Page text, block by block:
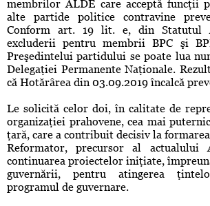
membrilor ALDE care acceptă funcţii
alte partide politice contravine
Conform art. 19 lit. e, din Statutul
excluderii pentru membrii BPC şi
Preşedintelui partidului se poate lua
Delegaţiei Permanente Naţionale.
că Hotărârea din 03.09.2019 încalcă
Le solicită celor doi, în calitate de
organizaţiei prahovene, cea mai
ţară, care a contribuit decisiv la
Reformator, precursor al actualului
continuarea proiectelor iniţiate,
guvernării, pentru atingerea
programul de guvernare.